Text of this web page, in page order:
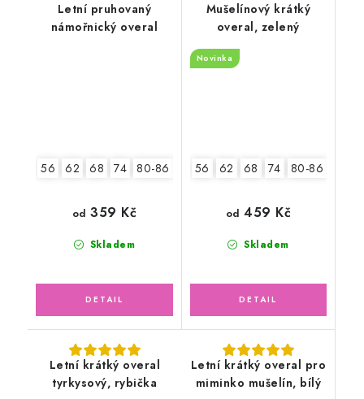
Letní pruhovaný
námořnický overal
56 62 68 74 80-86 92-98
Skladem
od 359 Kč
Mušelínový krátký
overal, zelený
Novinka
56 62 68 74 80-86
Skladem
od 459 Kč
Letní krátký overal
tyrkysový, rybička
Letní krátký overal pro
miminko mušelín, bílý